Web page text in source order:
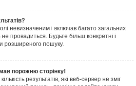
невизначеним і включав багато загальних
провадиться. Будьте більш конкретні і
розширеного пошуку.
порожню сторінку!
результатів, які веб-сервер не зміг